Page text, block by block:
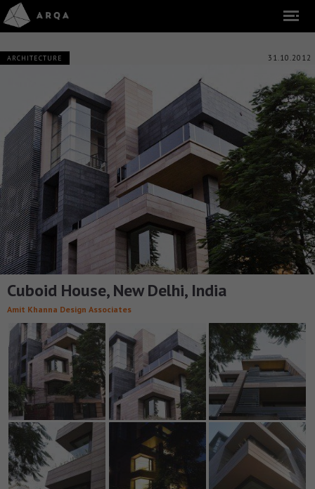
ARCHITECTURE 31.10.2012
Cuboid House, New Delhi, India
Amit Khanna Design Associates